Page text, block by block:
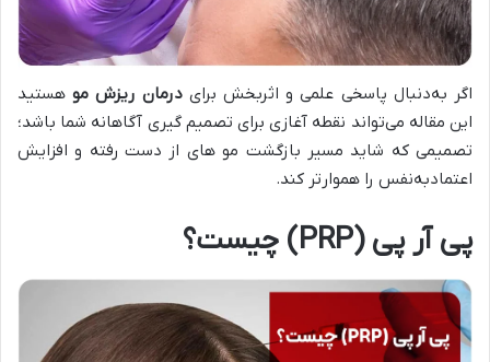
اگر به‌دنبال پاسخی علمی و اثربخش برایدرمان ریزش موهستید
این مقاله می‌تواند نقطه‌ آغازی برای تصمیم‌ گیری آگاهانه شما باشد؛
تصمیمی که شاید مسیر بازگشت مو های از دست‌ رفته و افزایش
اعتماد‌به‌نفس را هموارتر کند.
پی آر پی (PRP) چیست؟